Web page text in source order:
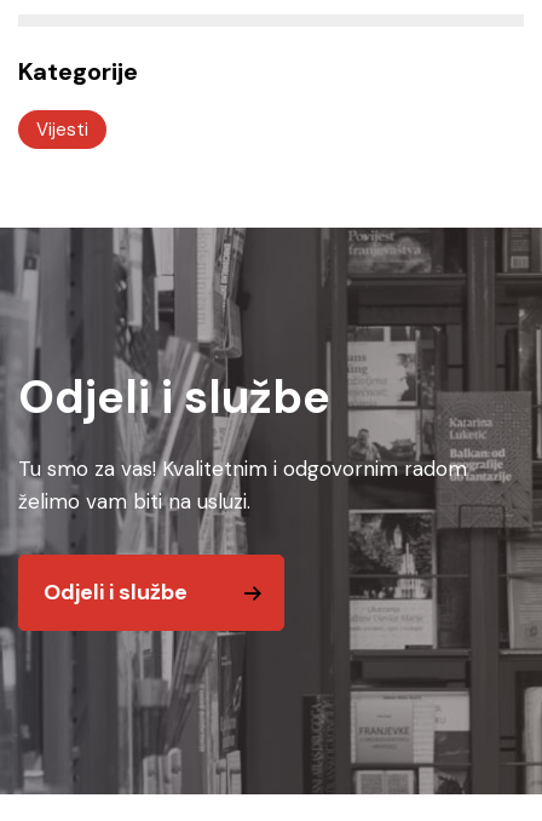
Kategorije
Vijesti
Odjeli i službe
Tu smo za vas! Kvalitetnim i odgovornim radom
želimo vam biti na usluzi.
Odjeli i službe